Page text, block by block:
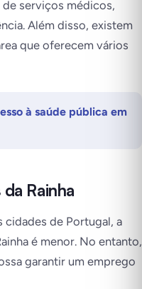
serviços médicos,
Além disso, existem
que oferecem vários
à saúde pública em
Rainha
cidades de Portugal, a
é menor. No entanto,
garantir um emprego